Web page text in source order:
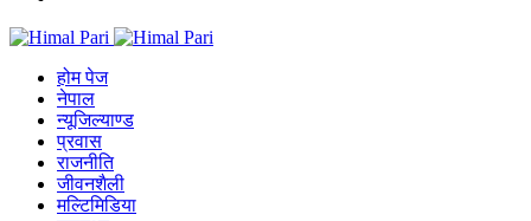
होम पेज
नेपाल
न्यूजिल्याण्ड
प्रवास
राजनीति
जीवनशैली
मल्टिमिडिया